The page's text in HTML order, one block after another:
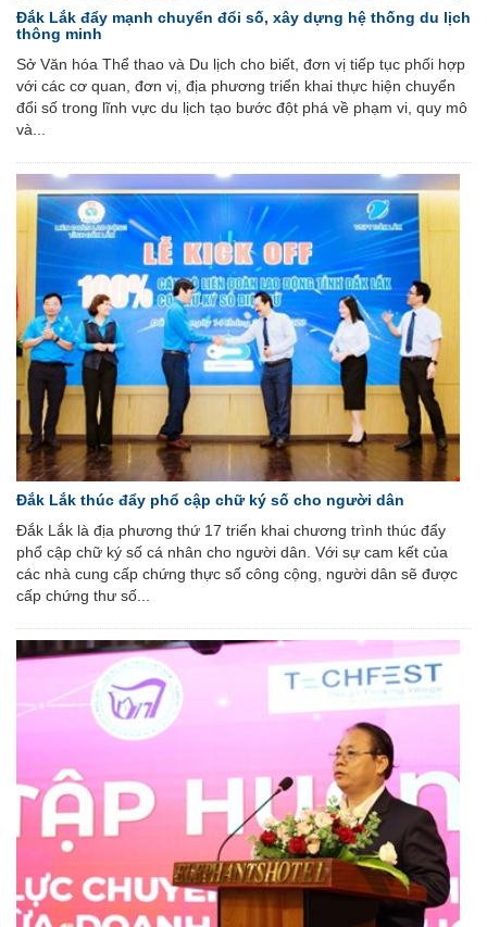
Đắk Lắk đẩy mạnh chuyển đổi số, xây dựng hệ thống du lịch
thông minh
Sở Văn hóa Thể thao và Du lịch cho biết, đơn vị tiếp tục phối hợp
với các cơ quan, đơn vị, địa phương triển khai thực hiện chuyển
đổi số trong lĩnh vực du lịch tạo bước đột phá về phạm vi, quy mô
và...
Đắk Lắk thúc đẩy phổ cập chữ ký số cho người dân
Đắk Lắk là địa phương thứ 17 triển khai chương trình thúc đẩy
phổ cập chữ ký số cá nhân cho người dân. Với sự cam kết của
các nhà cung cấp chứng thực số công cộng, người dân sẽ được
cấp chứng thư số...